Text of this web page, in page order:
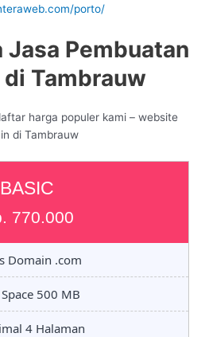
porto/
Jasa Pembuatan
Tambrauw
harga populer kami – website
di Tambrauw
BASIC
770.000
Domain .com
500 MB
4 Halaman